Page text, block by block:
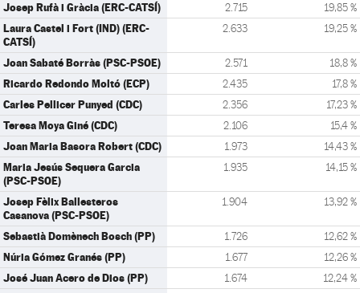
Josep Rufà i Gràcia (ERC-CATSÍ) 2.715 19,85 %
Laura Castel i Fort (IND) (ERC-
CATSÍ)
2.633 19,25 %
Joan Sabaté Borràs (PSC-PSOE) 2.571 18,8 %
Ricardo Redondo Moltó (ECP) 2.435 17,8 %
Carles Pellicer Punyed (CDC) 2.356 17,23 %
Teresa Moya Giné (CDC) 2.106 15,4 %
Joan Maria Basora Robert (CDC) 1.973 14,43 %
Maria Jesús Sequera Garcia
(PSC-PSOE)
1.935 14,15 %
Josep Fèlix Ballesteros
Casanova (PSC-PSOE)
1.904 13,92 %
Sebastià Domènech Bosch (PP) 1.726 12,62 %
Núria Gómez Granés (PP) 1.677 12,26 %
José Juan Acero de Dios (PP) 1.674 12,24 %